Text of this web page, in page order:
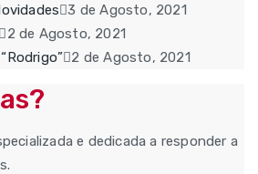
3 de Agosto, 2021
2 de Agosto, 2021
2 de Agosto, 2021
e dedicada a responder a